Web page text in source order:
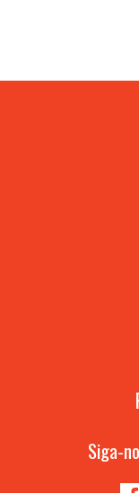
Siga-